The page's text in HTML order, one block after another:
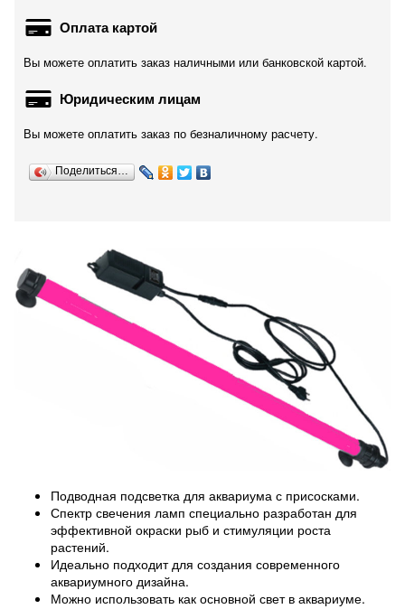
Оплата картой
Вы можете оплатить заказ наличными или банковской картой.
Юридическим лицам
Вы можете оплатить заказ по безналичному расчету.
Поделиться…
Подводная подсветка для аквариума с присосками.
Спектр свечения ламп специально разработан для
эффективной окраски рыб и стимуляции роста
растений.
Идеально подходит для создания современного
аквариумного дизайна.
Можно использовать как основной свет в аквариуме.